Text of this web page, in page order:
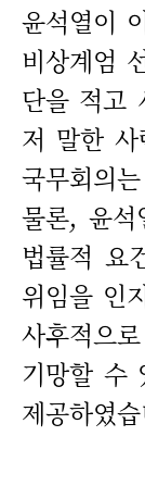
윤석열이
비상계엄
단을 적고
저 말한
국무회의
물론, 윤석
법률적 요
위임을 인
사후적으
기망할 수
제공하였